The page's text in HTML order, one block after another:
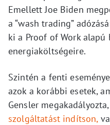
Emellett Joe Biden
a “wash trading”
ki a Proof of Work alapú
energiaköltségeire.
Szintén a fenti
azok a korábbi esetek,
Gensler
szolgáltatást indítson,